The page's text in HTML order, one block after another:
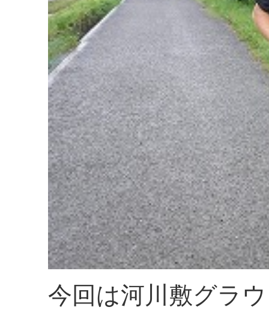
今回は河川敷グラ